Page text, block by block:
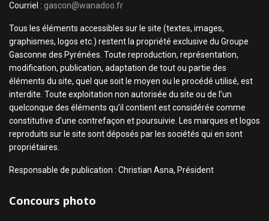
Courriel : gascon@wanadoo.fr
Tous les éléments accessibles sur le site (textes, images,
graphismes, logos etc.) restent la propriété exclusive du Groupe
Gasconne des Pyrénées. Toute reproduction, représentation,
modification, publication, adaptation de tout ou partie des
éléments du site, quel que soit le moyen ou le procédé utilisé, est
interdite. Toute exploitation non autorisée du site ou de l’un
quelconque des éléments qu’il contient est considérée comme
constitutive d’une contrefaçon et poursuivie. Les marques et logos
reproduits sur le site sont déposés par les sociétés qui en sont
propriétaires.
Responsable de publication : Christian Asna, Président
Concours photo